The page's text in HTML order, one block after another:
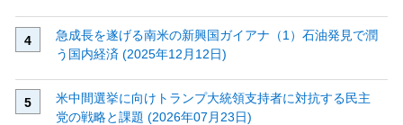
急成長を遂げる南米の新興国ガイアナ（1）石油発見で潤
う国内経済 (2025年12月12日)
米中間選挙に向けトランプ大統領支持者に対抗する民主
党の戦略と課題 (2026年07月23日)